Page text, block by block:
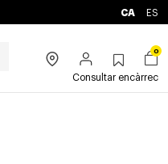
CA ES
0
Consultar encàrrec